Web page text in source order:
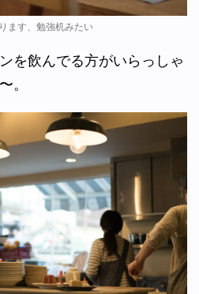
ます、勉強机みたい
を飲んでる方がいらっしゃ
。